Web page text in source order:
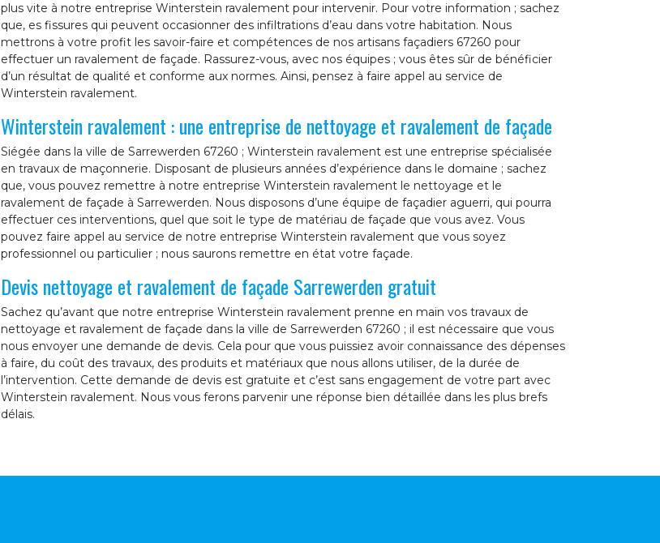
plus vite à notre entreprise Winterstein ravalement pour intervenir. Pour votre information ; sachez
que, es fissures qui peuvent occasionner des infiltrations d’eau dans votre habitation. Nous
mettrons à votre profit les savoir-faire et compétences de nos artisans façadiers 67260 pour
effectuer un ravalement de façade. Rassurez-vous, avec nos équipes ; vous êtes sûr de bénéficier
d’un résultat de qualité et conforme aux normes. Ainsi, pensez à faire appel au service de
Winterstein ravalement.
Winterstein ravalement : une entreprise de nettoyage et ravalement de façade
Siégée dans la ville de Sarrewerden 67260 ; Winterstein ravalement est une entreprise spécialisée
en travaux de maçonnerie. Disposant de plusieurs années d’expérience dans le domaine ; sachez
que, vous pouvez remettre à notre entreprise Winterstein ravalement le nettoyage et le
ravalement de façade à Sarrewerden. Nous disposons d’une équipe de façadier aguerri, qui pourra
effectuer ces interventions, quel que soit le type de matériau de façade que vous avez. Vous
pouvez faire appel au service de notre entreprise Winterstein ravalement que vous soyez
professionnel ou particulier ; nous saurons remettre en état votre façade.
Devis nettoyage et ravalement de façade Sarrewerden gratuit
Sachez qu’avant que notre entreprise Winterstein ravalement prenne en main vos travaux de
nettoyage et ravalement de façade dans la ville de Sarrewerden 67260 ; il est nécessaire que vous
nous envoyer une demande de devis. Cela pour que vous puissiez avoir connaissance des dépenses
à faire, du coût des travaux, des produits et matériaux que nous allons utiliser, de la durée de
l’intervention. Cette demande de devis est gratuite et c’est sans engagement de votre part avec
Winterstein ravalement. Nous vous ferons parvenir une réponse bien détaillée dans les plus brefs
délais.